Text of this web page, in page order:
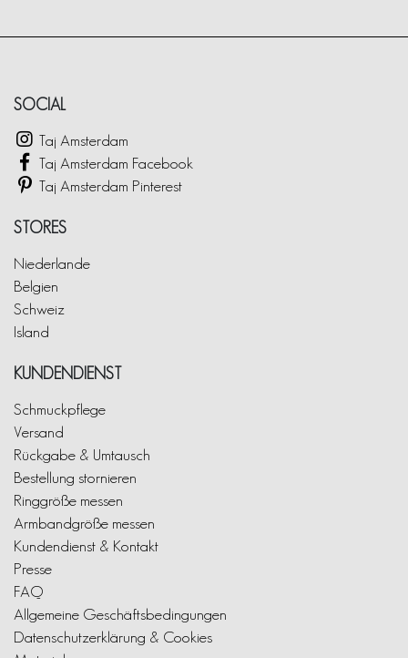
SOCIAL
Taj Amsterdam
Taj Amsterdam Facebook
Taj Amsterdam Pinterest
STORES
Niederlande
Belgien
Schweiz
Island
KUNDENDIENST
Schmuckpflege
Versand
Rückgabe & Umtausch
Bestellung stornieren
Ringgröße messen
Armbandgröße messen
Kundendienst & Kontakt
Presse
FAQ
Allgemeine Geschäftsbedingungen
Datenschutzerklärung & Cookies